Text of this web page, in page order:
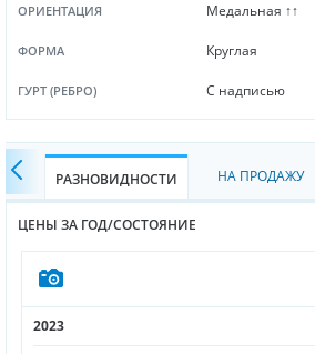
ОРИЕНТАЦИЯ Медальная ↑↑
ФОРМА Круглая
ГУРТ (РЕБРО) С надписью
РАЗНОВИДНОСТИ НА ПРОДАЖУ
ЦЕНЫ ЗА ГОД/СОСТОЯНИЕ
2023